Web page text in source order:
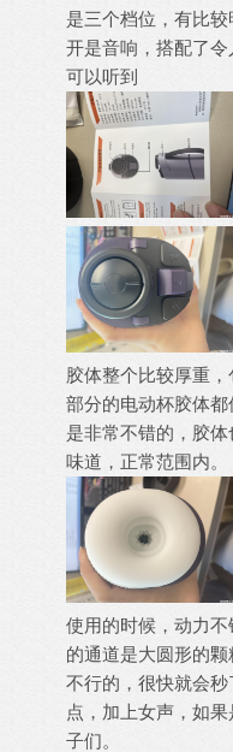
是三个档位，有比
开是音响，搭配了
可以听到
胶体整个比较厚重
部分的电动杯胶体
是非常不错的，胶
味道，正常范围内。
使用的时候，动力
的通道是大圆形的
不行的，很快就会
点，加上女声，如
子们。